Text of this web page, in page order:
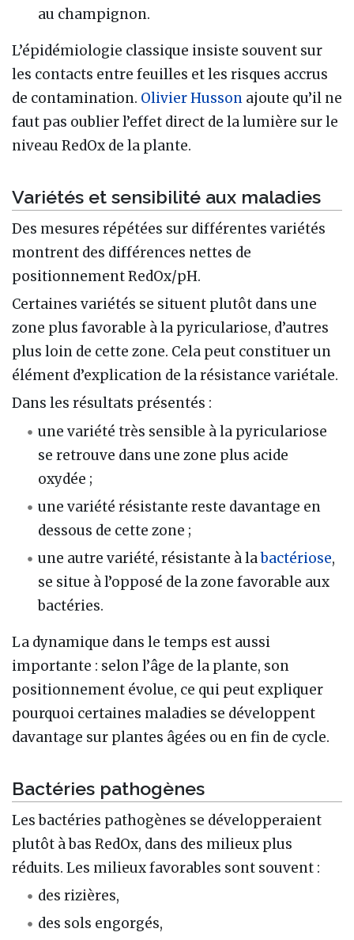
au champignon.
L’épidémiologie classique insiste souvent sur
les contacts entre feuilles et les risques accrus
de contamination. Olivier Husson ajoute qu’il ne
faut pas oublier l’effet direct de la lumière sur le
niveau RedOx de la plante.
Variétés et sensibilité aux maladies
Des mesures répétées sur différentes variétés
montrent des différences nettes de
positionnement RedOx/pH.
Certaines variétés se situent plutôt dans une
zone plus favorable à la pyriculariose, d’autres
plus loin de cette zone. Cela peut constituer un
élément d’explication de la résistance variétale.
Dans les résultats présentés :
une variété très sensible à la pyriculariose
se retrouve dans une zone plus acide
oxydée ;
une variété résistante reste davantage en
dessous de cette zone ;
une autre variété, résistante à labactériose,
se situe à l’opposé de la zone favorable aux
bactéries.
La dynamique dans le temps est aussi
importante : selon l’âge de la plante, son
positionnement évolue, ce qui peut expliquer
pourquoi certaines maladies se développent
davantage sur plantes âgées ou en fin de cycle.
Bactéries pathogènes
Les bactéries pathogènes se développeraient
plutôt à bas RedOx, dans des milieux plus
réduits. Les milieux favorables sont souvent :
des rizières,
des sols engorgés,